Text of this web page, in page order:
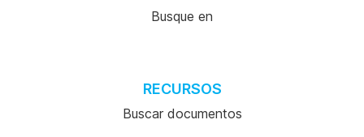
Busque en
RECURSOS
Buscar documentos